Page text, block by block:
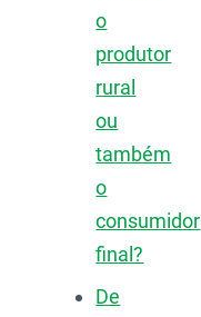
o
produtor
rural
ou
também
o
consumidor
final?
De